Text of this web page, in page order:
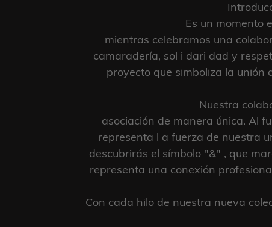
Es un momento
mientras celebramos una
camaradería, sol i dari dad y
proyecto que simboliza la unión
Nuestra
asociación de manera única. Al
representa l a fuerza de nuestra
descubrirás el símbolo "&" , que
representa una conexión
Con cada hilo de nuestra nueva